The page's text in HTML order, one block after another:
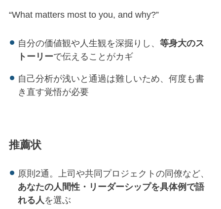
“What matters most to you, and why?”
自分の価値観や人生観を深掘りし、 等身大のス
トーリーで伝えることがカギ
自己分析が浅いと通過は難しいため、何度も書
き直す覚悟が必要
推薦状
原則2通。上司や共同プロジェクトの同僚など、
あなたの人間性・リーダーシップを具体例で語
れる人 を選ぶ